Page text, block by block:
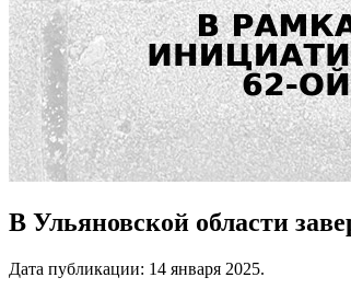
В Ульяновской области
Дата публикации: 14 января 2025.